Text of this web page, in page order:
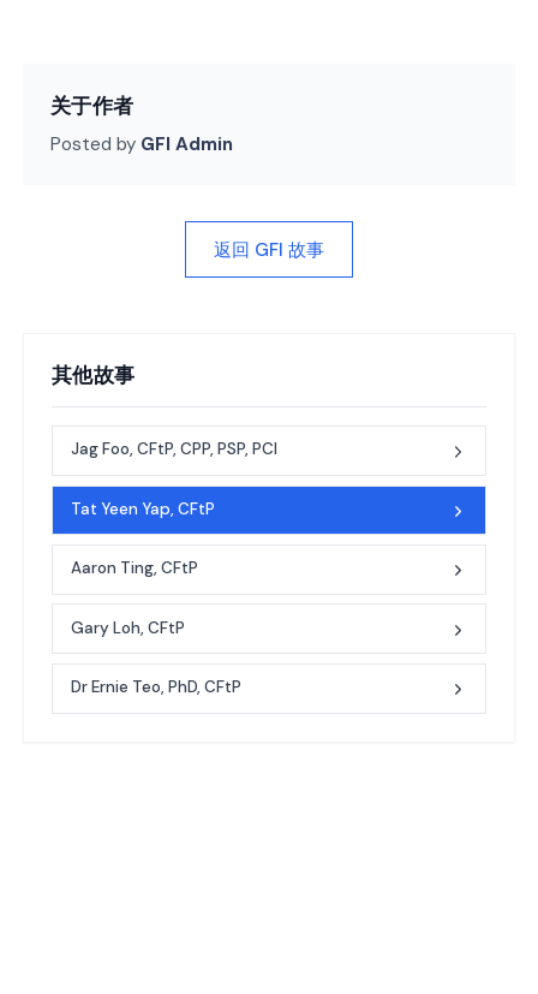
其他故事
Jag Foo, CFtP, CPP, PSP, PCI
Tat Yeen Yap, CFtP
Aaron Ting, CFtP
Gary Loh, CFtP
Dr Ernie Teo, PhD, CFtP
关于作者
Posted by GFI Admin
返回 GFI 故事